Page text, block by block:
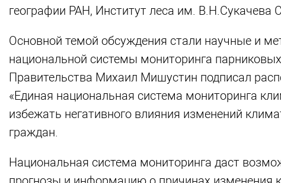
географии РАН, Институт леса им. В.Н.Сукачева
Основной темой обсуждения стали научные и
национальной системы мониторинга
Правительства Михаил Мишустин подписал
«Единая национальная система мониторинга
избежать негативного влияния изменений
граждан.
Национальная система мониторинга даст